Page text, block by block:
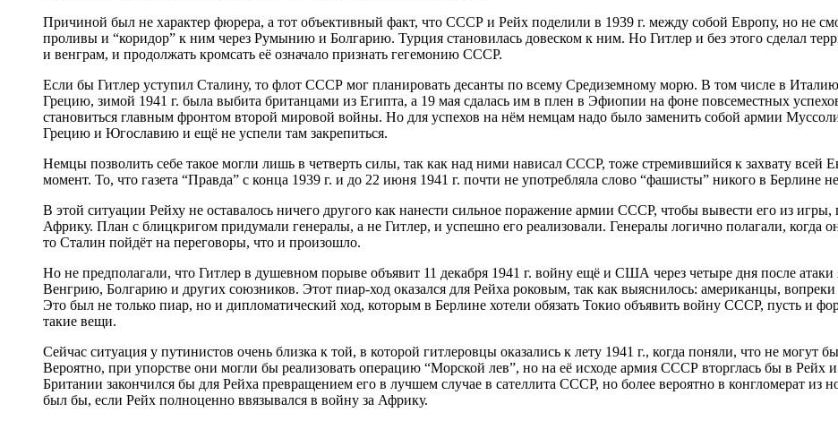
Причиной был не характер фюрера, а тот объективный факт, что СССР и Рейх поделили в 1939 г. между собой Европу, но не
проливы и “коридор” к ним через Румынию и Болгарию. Турция становилась довеском к ним. Но Гитлер и без этого сделал
и венграм, и продолжать кромсать её означало признать гегемонию СССР.
Если бы Гитлер уступил Сталину, то флот СССР мог планировать десанты по всему Средиземному морю. В том числе в
Грецию, зимой 1941 г. была выбита британцами из Египта, а 19 мая сдалась им в плен в Эфиопии на фоне повсеместных
становиться главным фронтом второй мировой войны. Но для успехов на нём немцам надо было заменить собой армии
Грецию и Югославию и ещё не успели там закрепиться.
Немцы позволить себе такое могли лишь в четверть силы, так как над ними нависал СССР, тоже стремившийся к захвату всей
момент. То, что газета “Правда” с конца 1939 г. и до 22 июня 1941 г. почти не употребляла слово “фашисты” никого в Берлине
В этой ситуации Рейху не оставалось ничего другого как нанести сильное поражение армии СССР, чтобы вывести его из
Африку. План с блицкригом придумали генералы, а не Гитлер, и успешно его реализовали. Генералы логично полагали, когда
то Сталин пойдёт на переговоры, что и произошло.
Но не предполагали, что Гитлер в душевном порыве объявит 11 декабря 1941 г. войну ещё и США через четыре дня после атаки
Венгрию, Болгарию и других союзников. Этот пиар-ход оказался для Рейха роковым, так как выяснилось: американцы,
Это был не только пиар, но и дипломатический ход, которым в Берлине хотели обязать Токио объявить войну СССР, пусть и
такие вещи.
Сейчас ситуация у путинистов очень близка к той, в которой гитлеровцы оказались к лету 1941 г., когда поняли, что не могут
Вероятно, при упорстве они могли бы реализовать операцию “Морской лев”, но на её исходе армия СССР вторглась бы в Рейх
Британии закончился бы для Рейха превращением его в лучшем случае в сателлита СССР, но более вероятно в конгломерат из
был бы, если Рейх полноценно ввязывался в войну за Африку.